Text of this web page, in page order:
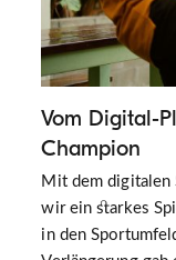
Vom Digital-
Champion
Mit dem digitalen
wir ein starkes
in den